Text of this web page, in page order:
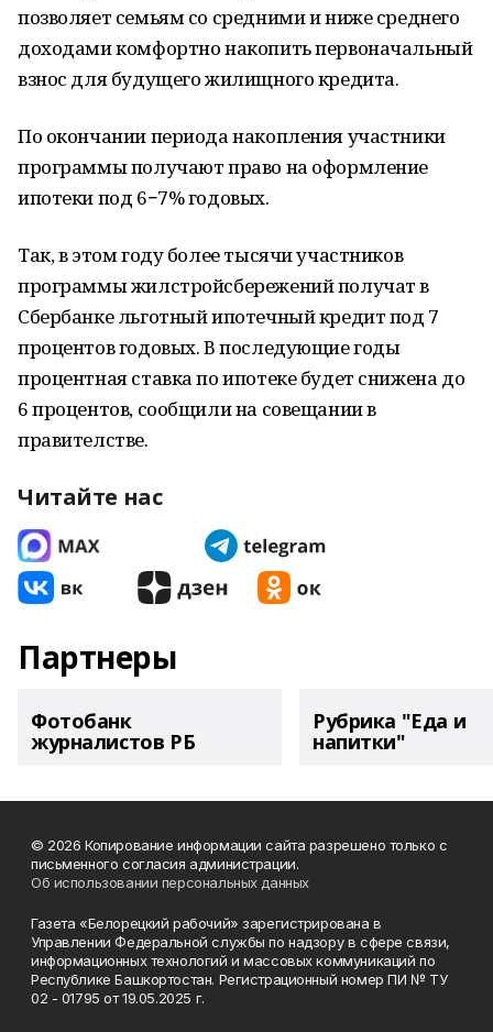
позволяет семьям со средними и ниже среднего
доходами комфортно накопить первоначальный
взнос для будущего жилищного кредита.
По окончании периода накопления участники
программы получают право на оформление
ипотеки под 6−7% годовых.
Так, в этом году более тысячи участников
программы жилстройсбережений получат в
Сбербанке льготный ипотечный кредит под 7
процентов годовых. В последующие годы
процентная ставка по ипотеке будет снижена до
6 процентов, сообщили на совещании в
правителстве.
Читайте нас
Партнеры
Фотобанк
журналистов РБ
Рубрика "Еда и
напитки"
© 2026 Копирование информации сайта разрешено только с
письменного согласия администрации.
Об использовании персональных данных
Газета «Белорецкий рабочий» зарегистрирована в
Управлении Федеральной службы по надзору в сфере связи,
информационных технологий и массовых коммуникаций по
Республике Башкортостан. Регистрационный номер ПИ № ТУ
02 - 01795 от 19.05.2025 г.